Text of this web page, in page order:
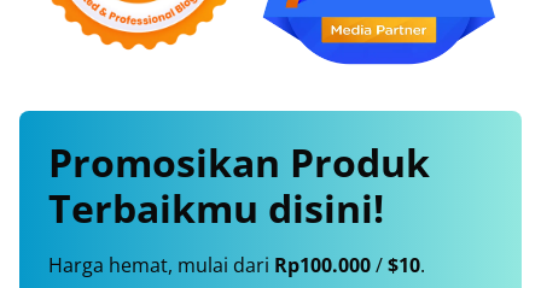
Promosikan Produk
Terbaikmu disini!
Harga hemat, mulai dari Rp100.000/$10.